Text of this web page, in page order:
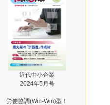
近代中小企業
2024年5月号
労使協調(Win-Win)型！